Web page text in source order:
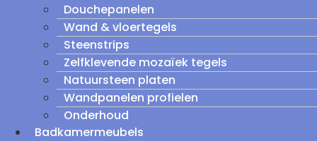
Douchepanelen
Wand & vloertegels
Steenstrips
Zelfklevende mozaïek tegels
Natuursteen platen
Wandpanelen profielen
Onderhoud
Badkamermeubels